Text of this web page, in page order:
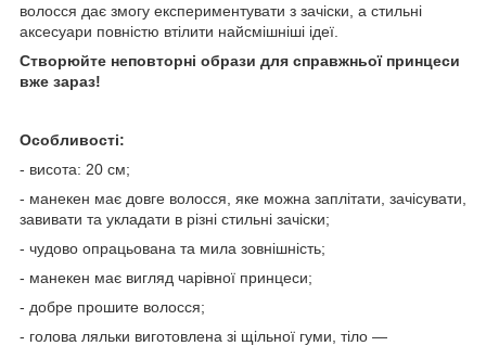
волосся дає змогу експериментувати з зачіски, а стильні
аксесуари повністю втілити найсмішніші ідеї.
Створюйте неповторні образи для справжньої принцеси
вже зараз!
Особливості:
- висота: 20 см;
- манекен має довге волосся, яке можна заплітати, зачісувати,
завивати та укладати в різні стильні зачіски;
- чудово опрацьована та мила зовнішність;
- манекен має вигляд чарівної принцеси;
- добре прошите волосся;
- голова ляльки виготовлена зі щільної гуми, тіло —